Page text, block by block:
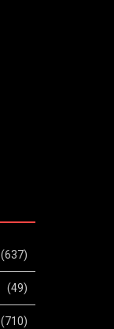
(637)
(49)
(710)